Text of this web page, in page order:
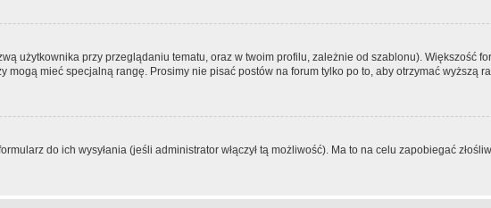
użytkownika przy przeglądaniu tematu, oraz w twoim profilu, zależnie od szablonu). Większość
mieć specjalną rangę. Prosimy nie pisać postów na forum tylko po to, aby otrzymać wyższą
do ich wysyłania (jeśli administrator włączył tą możliwość). Ma to na celu zapobiegać